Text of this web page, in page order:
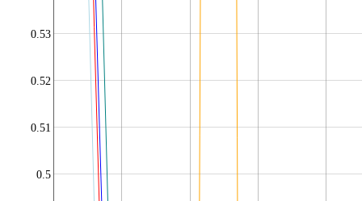
0.5
0.51
0.52
0.53